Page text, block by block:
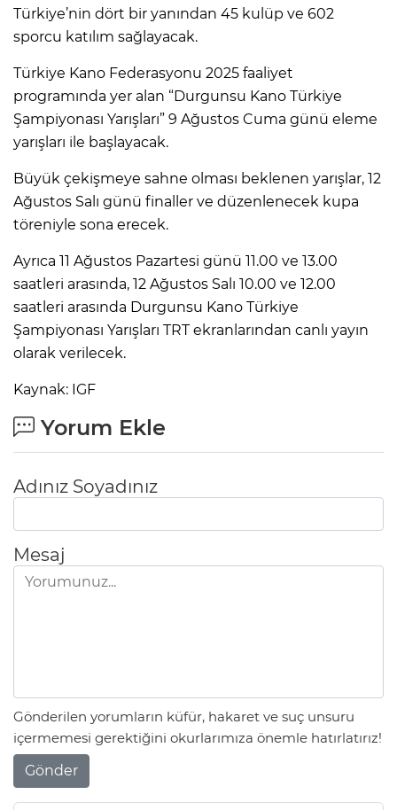
Türkiye’nin dört bir yanından 45 kulüp ve 602
sporcu katılım sağlayacak.
Türkiye Kano Federasyonu 2025 faaliyet
programında yer alan “Durgunsu Kano Türkiye
Şampiyonası Yarışları” 9 Ağustos Cuma günü eleme
yarışları ile başlayacak.
Büyük çekişmeye sahne olması beklenen yarışlar, 12
Ağustos Salı günü finaller ve düzenlenecek kupa
töreniyle sona erecek.
Ayrıca 11 Ağustos Pazartesi günü 11.00 ve 13.00
saatleri arasında, 12 Ağustos Salı 10.00 ve 12.00
saatleri arasında Durgunsu Kano Türkiye
Şampiyonası Yarışları TRT ekranlarından canlı yayın
olarak verilecek.
Kaynak: IGF
Yorum Ekle
Adınız Soyadınız
Mesaj
Gönderilen yorumların küfür, hakaret ve suç unsuru
içermemesi gerektiğini okurlarımıza önemle hatırlatırız!
Gönder